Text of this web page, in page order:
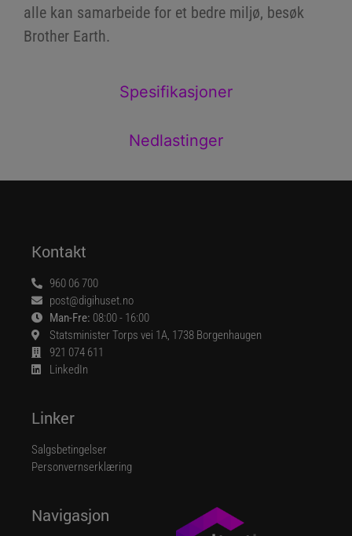
Spesifikasjoner
Nedlastinger
alle kan samarbeide for et bedre miljø, besøk
Brother Earth.
Navigasjon
Linker
Salgsbetingelser
Personvernserklæring
Kontakt
960 06 700
post@digihuset.no
Man-Fre: 08:00 - 16:00
Statsminister Torps vei 1A, 1738 Borgenhaugen
921 074 611
LinkedIn